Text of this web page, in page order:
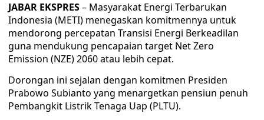
JABAR EKSPRES– Masyarakat Energi Terbarukan
Indonesia (METI) menegaskan komitmennya untuk
mendorong percepatan Transisi Energi Berkeadilan
guna mendukung pencapaian target Net Zero
Emission (NZE) 2060 atau lebih cepat.
Dorongan ini sejalan dengan komitmen Presiden
Prabowo Subianto yang menargetkan pensiun penuh
Pembangkit Listrik Tenaga Uap (PLTU).